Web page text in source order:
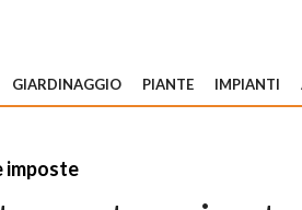
GIARDINAGGIO PIANTE IMPIANTI
imposte